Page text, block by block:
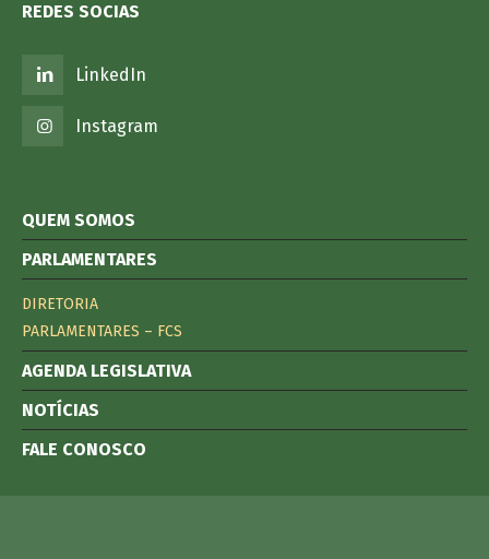
REDES SOCIAS
LinkedIn
Instagram
QUEM SOMOS
PARLAMENTARES
DIRETORIA
PARLAMENTARES – FCS
AGENDA LEGISLATIVA
NOTÍCIAS
FALE CONOSCO